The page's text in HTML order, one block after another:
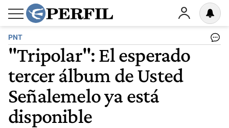
PNT
"Tripolar": El esperado
tercer álbum de Usted
Señalemelo ya está
disponible